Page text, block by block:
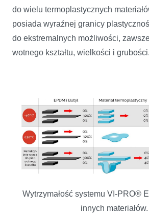
do wielu termo­plastycznych
posiada wyraźnej granicy
do ekstremalnych możliwości,
wotnego kształtu, wielkości i grubości.
Wytrzymałość systemu VI-PRO®
innych materiałów.